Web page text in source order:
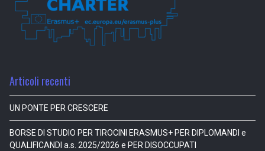
Articoli recenti
UN PONTE PER CRESCERE
BORSE DI STUDIO PER TIROCINI ERASMUS+ PER DIPLOMANDI e
QUALIFICANDI a.s. 2025/2026 e PER DISOCCUPATI